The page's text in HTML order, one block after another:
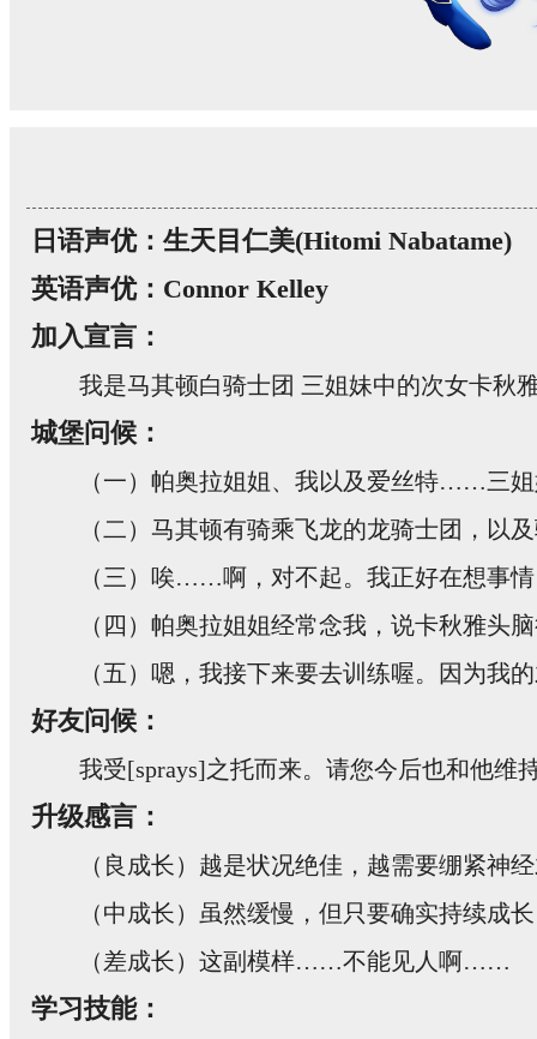
日语声优：生天目仁美(Hitomi Nabatame)
英语声优：Connor Kelley
加入宣言：
我是马其顿白骑士团 三姐妹中的次女卡秋
城堡问候：
（一）帕奥拉姐姐、我以及爱丝特……三
（二）马其顿有骑乘飞龙的龙骑士团，以
（三）唉……啊，对不起。我正好在想
（四）帕奥拉姐姐经常念我，说卡秋雅
（五）嗯，我接下来要去训练喔。因为
好友问候：
我受[sprays]之托而来。请您今后也和他维
升级感言：
（良成长）越是状况绝佳，越需要绷紧神
（中成长）虽然缓慢，但只要确实持续成
（差成长）这副模样……不能见人啊……
学习技能：